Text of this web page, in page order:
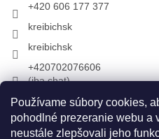
Používame súbory cookies,
pohodlné prezeranie webu a
neustále zlepšovali jeho
+420 606 177 377
kreibichsk
kreibichsk
+420702076606
(iba chat)
Prijímame online